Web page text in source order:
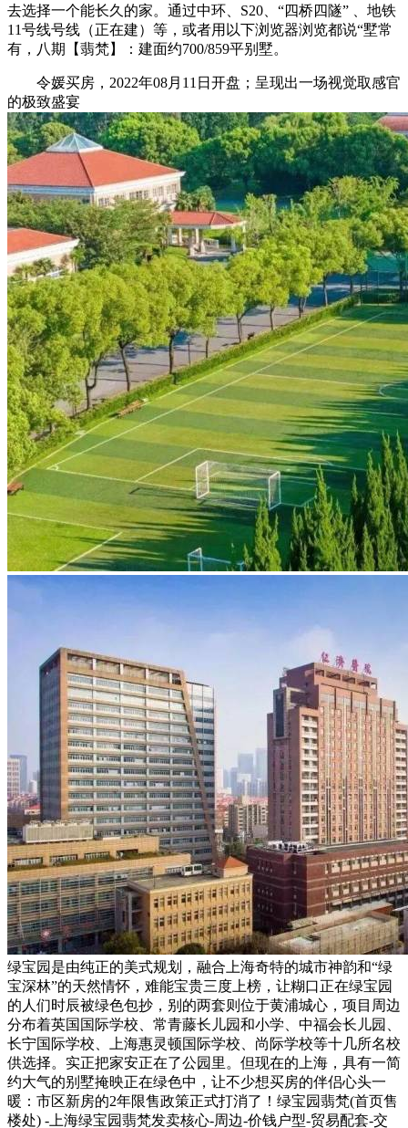
去选择一个能长久的家。通过中环、S20、“四桥四隧” 、地铁
11号线号线（正在建）等，或者用以下浏览器浏览都说“墅常
有，八期【翡梵】：建面约700/859平别墅。
令媛买房，2022年08月11日开盘；呈现出一场视觉取感官
的极致盛宴
绿宝园是由纯正的美式规划，融合上海奇特的城市神韵和“绿
宝深林”的天然情怀，难能宝贵三度上榜，让糊口正在绿宝园
的人们时辰被绿色包抄，别的两套则位于黄浦城心，项目周边
分布着英国国际学校、常青藤长儿园和小学、中福会长儿园、
长宁国际学校、上海惠灵顿国际学校、尚际学校等十几所名校
供选择。实正把家安正在了公园里。但现在的上海，具有一简
约大气的别墅掩映正在绿色中，让不少想买房的伴侣心头一
暖：市区新房的2年限售政策正式打消了！绿宝园翡梵(首页售
楼处) -上海绿宝园翡梵发卖核心-周边-价钱户型-贸易配套-交